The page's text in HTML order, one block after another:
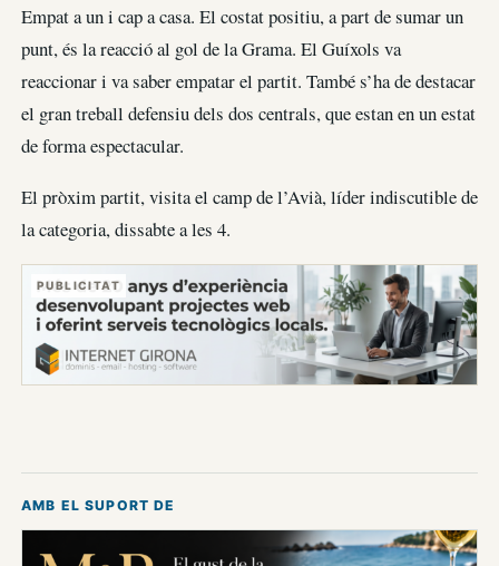
Empat a un i cap a casa. El costat positiu, a part de sumar un
punt, és la reacció al gol de la Grama. El Guíxols va
reaccionar i va saber empatar el partit. També s’ha de destacar
el gran treball defensiu dels dos centrals, que estan en un estat
de forma espectacular.
El pròxim partit, visita el camp de l’Avià, líder indiscutible de
la categoria, dissabte a les 4.
PUBLICITAT
AMB EL SUPORT DE